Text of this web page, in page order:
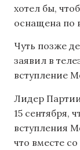
хотел бы,
оснащена по
Чуть позже
заявил в
вступление
Лидер
15 сентября,
вступления
что вместе